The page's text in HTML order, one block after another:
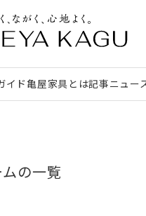
イド亀屋家具とは記事ニュー
の一覧